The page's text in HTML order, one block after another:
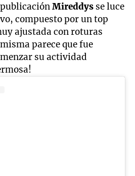
publicaciónMireddys se luce
compuesto por un top
ajustada con roturas
parece que fue
su actividad